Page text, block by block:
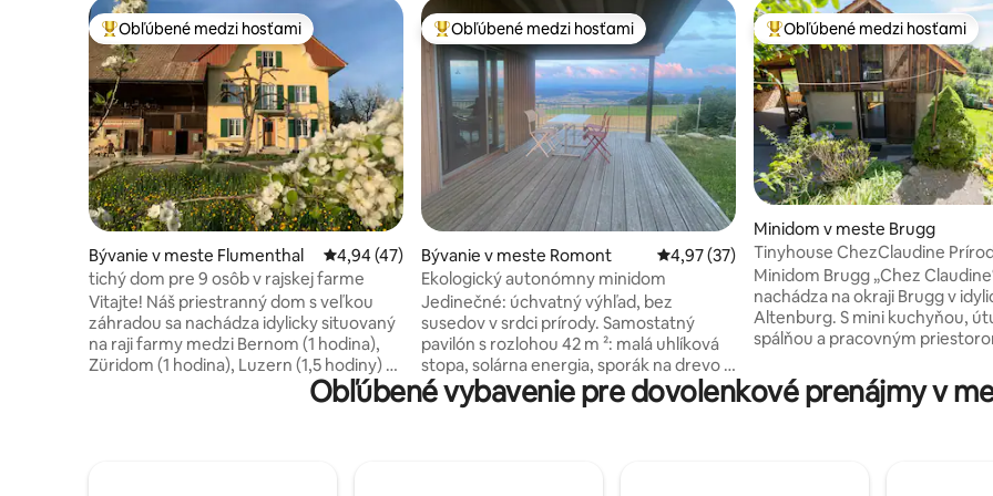
Najobľúbenejšie medzi hosťami
Obľúbené medzi hosťami
Bývanie v meste Flumenthal Priemerné ohodnotenie 4,94 z 5, počet hodnotení: 47
4,94 (47)
tichý dom pre 9 osôb v rajskej farme
Vitajte! Náš priestranný dom s veľkou
záhradou sa nachádza idylicky situovaný
na raji farmy medzi Bernom (1 hodina),
Züridom (1 hodina), Luzern (1,5 hodiny) a
neďaleko Solothurn (7 minút). Len 500
metrov od rieky Aare, ideálne pre
Najobľúbenejšie medzi hosťami
Obľúbené medzi hosťami
Bývanie v meste Romont Priemerné ohodnotenie 4,97 z 5, počet
4,97 (37)
Ekologický autonómny minidom
Jedinečné: úchvatný výhľad, bez
susedov v srdci prírody. Samostatný
pavilón s rozlohou 42 m ²: malá uhlíková
stopa, solárna energia, sporák na drevo s
vonkajším prívodom vzduchu, filtrovaná
dažďová voda + UV. Interiérový dizajn,
Najobľúbenejšie medzi hosťami
Obľúbené medzi hosťami
Minidom v meste Brugg
Tinyhouse ChezClaudine
Záhrada, Aare
Minidom Brugg „Chez
nachádza na okraji Brugg v
Altenburg. S mini kuchyňou,
spálňou a pracovným
romantickej záhrade,
parkovaním a Wi-Fi. Oáza na oddych
Obľúbené vybavenie pre dovolenkové prenájmy v